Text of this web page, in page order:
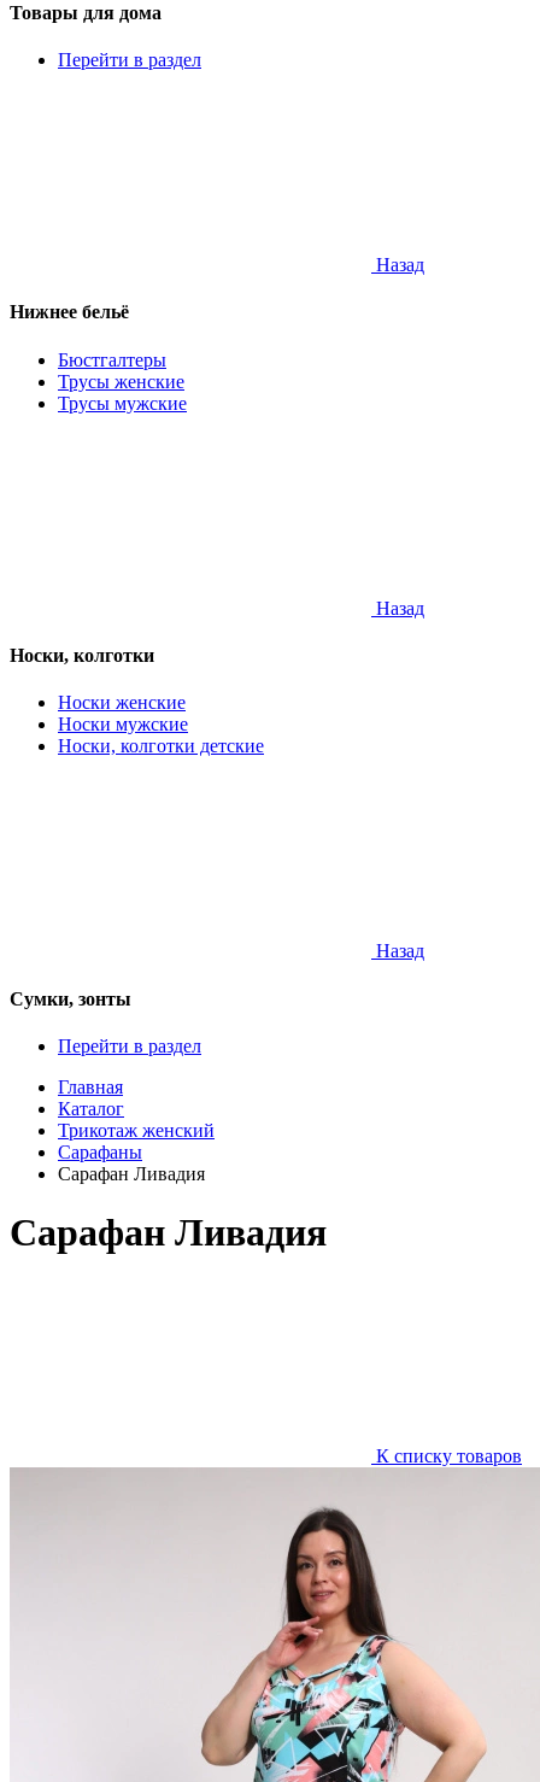
Товары для дома
Перейти в раздел
Назад
Нижнее бельё
Бюстгалтеры
Трусы женские
Трусы мужские
Назад
Носки, колготки
Носки женские
Носки мужские
Носки, колготки детские
Назад
Сумки, зонты
Перейти в раздел
Главная
Каталог
Трикотаж женский
Сарафаны
Сарафан Ливадия
Сарафан Ливадия
К списку товаров